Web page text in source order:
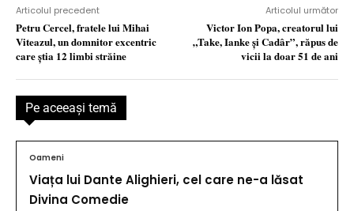
Articolul precedent
Petru Cercel, fratele lui Mihai
Viteazul, un domnitor excentric
care ştia 12 limbi străine
Articolul următor
Victor Ion Popa, creatorul lui
„Take, Ianke şi Cadâr”, răpus de
vicii la doar 51 de ani
Pe aceeaşi temă
Oameni
Viața lui Dante Alighieri, cel care ne-a lăsat
Divina Comedie